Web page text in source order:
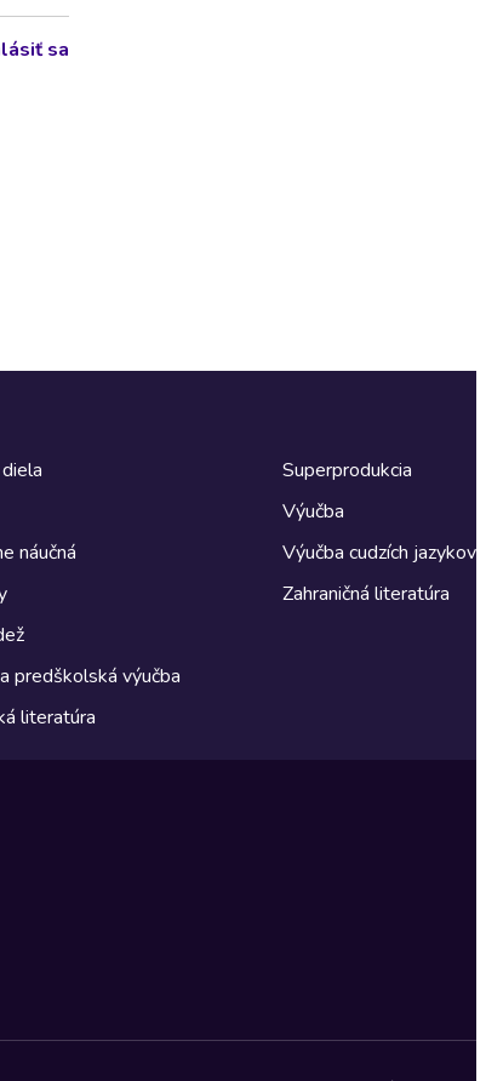
sa
náučná
predškolská výučba
literatúra
Superprodukcia
Výučba
Výučba cudzích jazykov
Zahraničná literatúra